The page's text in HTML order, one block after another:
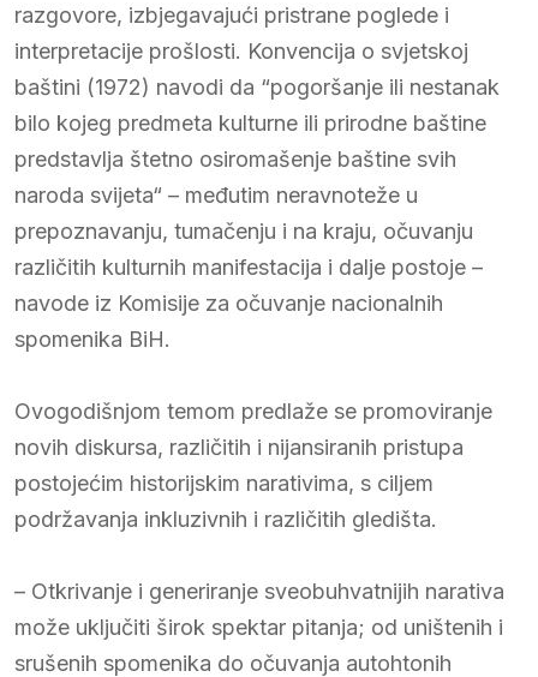
razgovore, izbjegavajući pristrane poglede i
interpretacije prošlosti. Konvencija o svjetskoj
baštini (1972) navodi da “pogoršanje ili nestanak
bilo kojeg predmeta kulturne ili prirodne baštine
predstavlja štetno osiromašenje baštine svih
naroda svijeta“ – međutim neravnoteže u
prepoznavanju, tumačenju i na kraju, očuvanju
različitih kulturnih manifestacija i dalje postoje –
navode iz Komisije za očuvanje nacionalnih
spomenika BiH.
Ovogodišnjom temom predlaže se promoviranje
novih diskursa, različitih i nijansiranih pristupa
postojećim historijskim narativima, s ciljem
podržavanja inkluzivnih i različitih gledišta.
– Otkrivanje i generiranje sveobuhvatnijih narativa
može uključiti širok spektar pitanja; od uništenih i
srušenih spomenika do očuvanja autohtonih